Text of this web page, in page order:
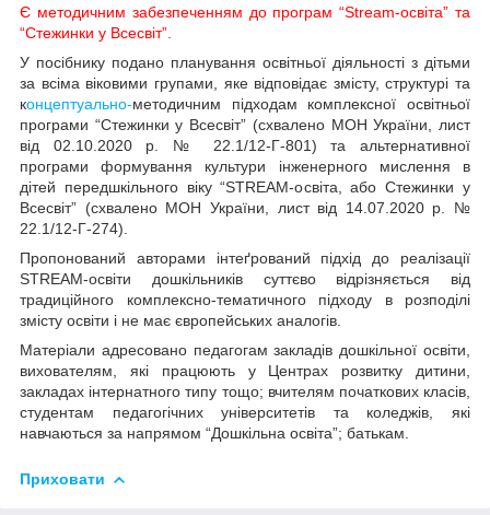
Є методичним забезпеченням до програм “Stream-освіта” та
“Стежинки у Всесвіт”.
У посібнику подано планування освітньої діяльності з дітьми
за всіма віковими групами, яке відповідає змісту, структурі та
концептуально-методичним підходам комплексної освітньої
програми “Стежинки у Всесвіт” (схвалено МОН України, лист
від 02.10.2020 р. № 22.1/12-Г-801) та альтернативної
програми формування культури інженерного мислення в
дітей перед­шкільного віку “STREAM-освіта, або Стежинки у
Всесвіт” (схвалено МОН України, лист від 14.07.2020 р. №
22.1/12-Г-274).
Пропонований авторами інтеґрований підхід до реалізації
STREAM-освіти дошкільників суттєво відрізняється від
традиційного комплексно-тематичного підходу в розподілі
змісту освіти і не має європейських аналогів.
Матеріали адресовано педагогам закладів дошкільної освіти,
вихователям, які працюють у Центрах розвитку дитини,
закладах інтернатного типу тощо; вчителям початкових класів,
студентам педагогічних університетів та коледжів, які
навчаються за напрямом “Дошкільна освіта”; батькам.
Приховати